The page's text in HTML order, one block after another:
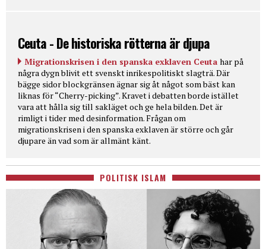
Ceuta - De historiska rötterna är djupa
Migrationskrisen i den spanska exklaven Ceuta har på
några dygn blivit ett svenskt inrikespolitiskt slagträ. Där
bägge sidor blockgränsen ägnar sig åt något som bäst kan
liknas för “Cherry-picking”. Kravet i debatten borde istället
vara att hålla sig till sakläget och ge hela bilden. Det är
rimligt i tider med desinformation. Frågan om
migrationskrisen i den spanska exklaven är större och går
djupare än vad som är allmänt känt.
POLITISK ISLAM